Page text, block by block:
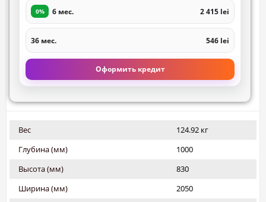
0% 6 мес. 2 415 lei
36 мес. 546 lei
Оформить кредит
Вес
124.92 кг
Глубина (мм)
1000
Высота (мм)
830
Ширина (мм)
2050